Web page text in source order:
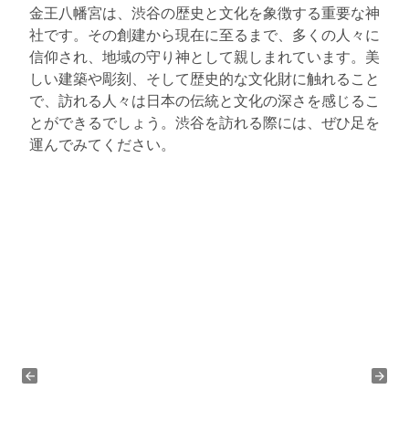
金王八幡宮は、渋谷の歴史と文化を象徴する重要な神
社です。その創建から現在に至るまで、多くの人々に
信仰され、地域の守り神として親しまれています。美
しい建築や彫刻、そして歴史的な文化財に触れること
で、訪れる人々は日本の伝統と文化の深さを感じるこ
とができるでしょう。渋谷を訪れる際には、ぜひ足を
運んでみてください。